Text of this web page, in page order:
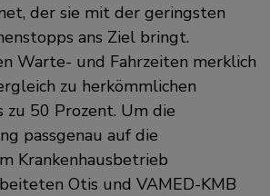
der sie mit der geringsten
ans Ziel bringt.
Warte- und Fahrzeiten merklich
zu herkömmlichen
zu 50 Prozent. Um die
passgenau auf die
Krankenhausbetrieb
Otis und VAMED-KMB